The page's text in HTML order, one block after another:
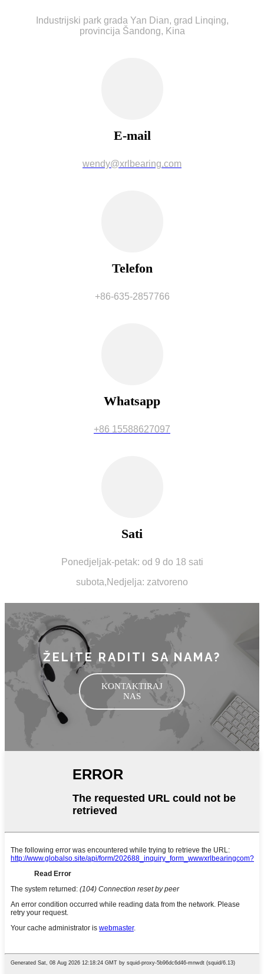
Industrijski park grada Yan Dian, grad Linqing,
provincija Šandong, Kina
E-mail
wendy@xrlbearing.com
Telefon
+86-635-2857766
Whatsapp
+86 15588627097
Sati
Ponedjeljak-petak: od 9 do 18 sati
subota,Nedjelja: zatvoreno
ŽELITE RADITI SA NAMA?
KONTAKTIRAJ
NAS